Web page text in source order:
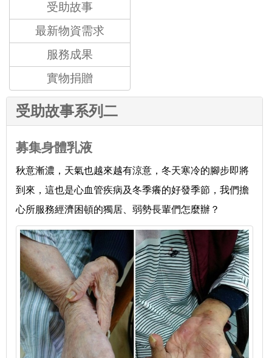
受助故事
最新物資需求
服務成果
實物捐贈
受助故事系列二
募集身體乳液
秋意漸濃，天氣也越來越有涼意，冬天寒冷的腳步即將
到來，這也是心血管疾病及冬季癢的好發季節，我們擔
心所服務經濟困頓的獨居、弱勢長輩們怎麼辦？